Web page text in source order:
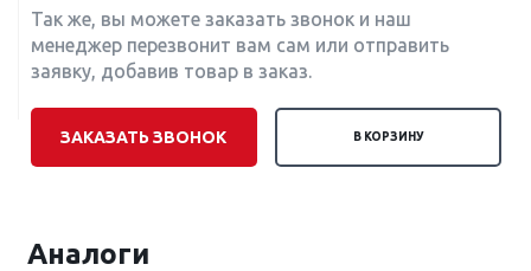
Так же, вы можете заказать звонок и наш
менеджер перезвонит вам сам или отправить
заявку, добавив товар в заказ.
ЗАКАЗАТЬ ЗВОНОК В КОРЗИНУ
Аналоги